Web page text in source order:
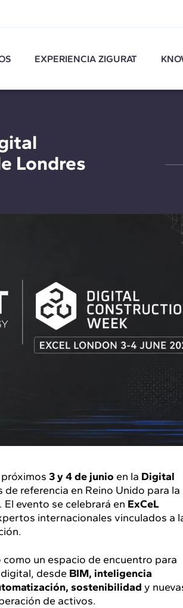
EXPERIENCIA ZIGURAT
Londres
3 y 4 de junio en la Digital
referencia en Reino Unido para la
evento se celebrará en ExCeL
internacionales vinculados a
un espacio de encuentro para
desde BIM, inteligencia
sostenibilidad y
de activos.